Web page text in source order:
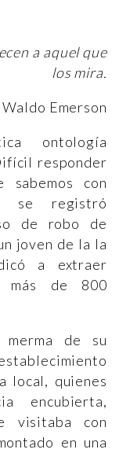
a aquel que
los mira.
Waldo Emerson
ontología
responder
con
se registró
de robo de
joven de la la
a extraer
más de 800
merma de su
local, quienes
encubierta,
visitaba con
en una